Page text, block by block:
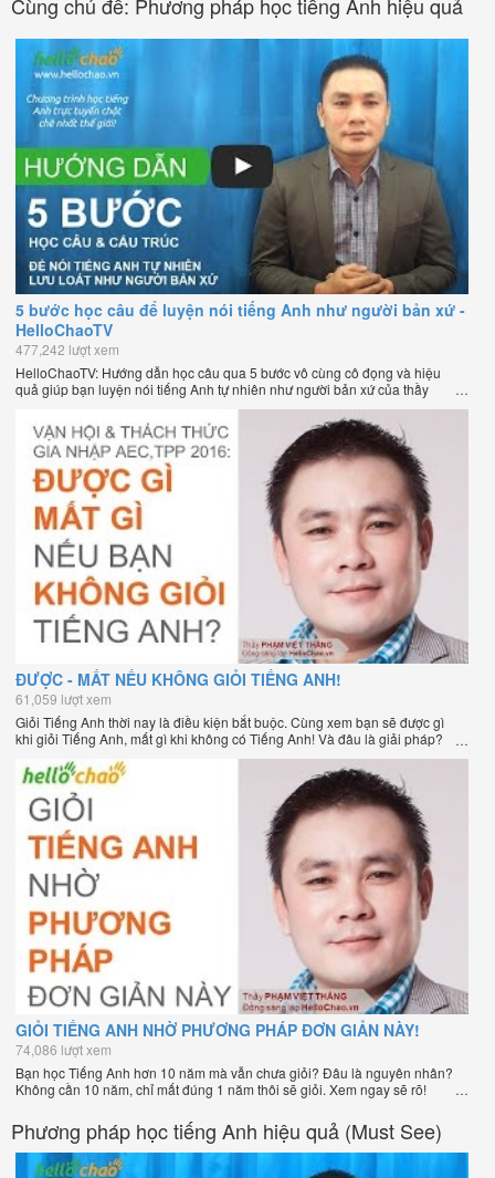
Cùng chủ đề: Phương pháp học tiếng Anh hiệu quả
5 bước học câu để luyện nói tiếng Anh như người bản xứ -
HelloChaoTV
477,242 lượt xem
HelloChaoTV: Hướng dẫn học câu qua 5 bước vô cùng cô đọng và hiệu
quả giúp bạn luyện nói tiếng Anh tự nhiên như người bản xứ của thầy
Phạm Việt Thắng, đồng sáng lập HelloChao.vn - Chương trình dạy tiếng
Anh trực tuyến chặt chẽ nhất thế giới.
ĐƯỢC - MẤT NẾU KHÔNG GIỎI TIẾNG ANH!
61,059 lượt xem
Giỏi Tiếng Anh thời nay là điều kiện bắt buộc. Cùng xem bạn sẽ được gì
khi giỏi Tiếng Anh, mất gì khi không có Tiếng Anh! Và đâu là giải pháp?
GIỎI TIẾNG ANH NHỜ PHƯƠNG PHÁP ĐƠN GIẢN NÀY!
74,086 lượt xem
Bạn học Tiếng Anh hơn 10 năm mà vẫn chưa giỏi? Đâu là nguyên nhân?
Không cần 10 năm, chỉ mất đúng 1 năm thôi sẽ giỏi. Xem ngay sẽ rõ!
Phương pháp học tiếng Anh hiệu quả (Must See)